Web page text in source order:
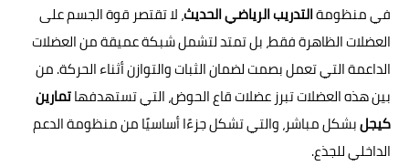
في منظومةالتدريب الرياضي الحديث، لا تقتصر قوة الجسم على
العضلات الظاهرة فقط، بل تمتد لتشمل شبكة عميقة من العضلات
الداعمة التي تعمل بصمت لضمان الثبات والتوازن أثناء الحركة. من
بين هذه العضلات تبرز عضلات قاع الحوض، التي تستهدفهاتمارين
كيجلبشكل مباشر، والتي تشكل جزءًا أساسيًا من منظومة الدعم
الداخلي للجذع.